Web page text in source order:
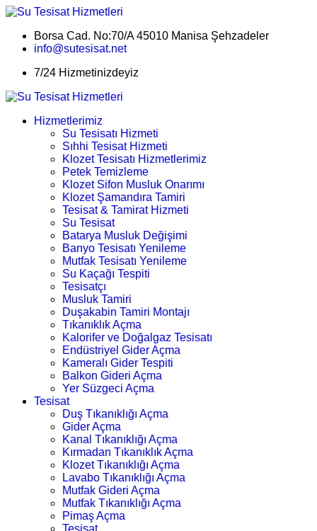
Borsa Cad. No:70/A 45010 Manisa Şehzadeler
info@sutesisat.net
7/24 Hizmetinizdeyiz
Hizmetlerimiz
Su Tesisatı Hizmeti
Sıhhi Tesisat Hizmeti
Klozet Tesisatı Hizmetlerimiz
Petek Temizleme
Klozet Sifon Musluk Onarımı
Klozet Şamandıra Tamiri
Tesisat & Tamirat Hizmeti
Su Tesisat
Batarya Musluk Değişimi
Banyo Tesisatı Yenileme
Mutfak Tesisatı Yenileme
Su Kaçağı Tespiti
Tesisatçı
Musluk Tamiri
Duşakabin Tamiri Montajı
Tıkanıklık Açma
Kalorifer ve Doğalgaz Tesisatı
Endüstriyel Gider Açma
Kameralı Gider Tespiti
Balkon Gideri Açma
Yer Süzgeci Açma
Tesisat
Duş Tıkanıklığı Açma
Gider Açma
Kanal Tıkanıklığı Açma
Kırmadan Tıkanıklık Açma
Klozet Tıkanıklığı Açma
Lavabo Tıkanıklığı Açma
Mutfak Gideri Açma
Mutfak Tıkanıklığı Açma
Pimaş Açma
Tesisat